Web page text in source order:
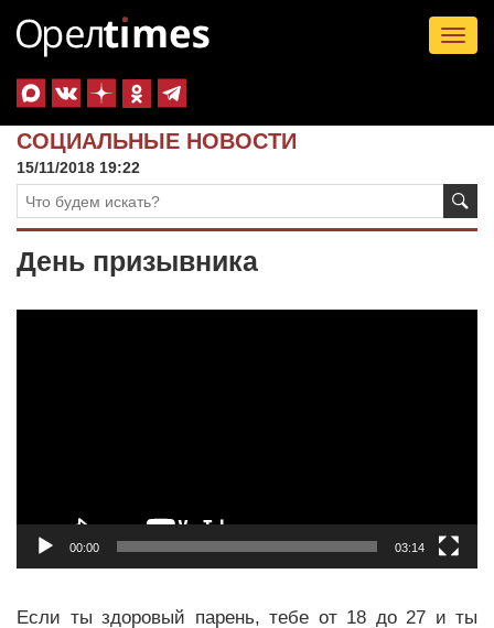
СОЦИАЛЬНЫЕ НОВОСТИ
15/11/2018 19:22
День призывника
00:00 03:14
Если ты здоровый парень, тебе от 18 до 27 и ты